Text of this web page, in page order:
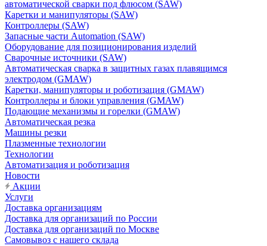
автоматической сварки под флюсом (SAW)
Каретки и манипуляторы (SAW)
Контроллеры (SAW)
Запасные части Automation (SAW)
Оборудование для позиционирования изделий
Сварочные источники (SAW)
Автоматическая сварка в защитных газах плавящимся
электродом (GMAW)
Каретки, манипуляторы и роботизация (GMAW)
Контроллеры и блоки управления (GMAW)
Подающие механизмы и горелки (GMAW)
Автоматическая резка
Машины резки
Плазменные технологии
Технологии
Автоматизация и роботизация
Новости
Акции
Услуги
Доставка организациям
Доставка для организаций по России
Доставка для организаций по Москве
Самовывоз с нашего склада